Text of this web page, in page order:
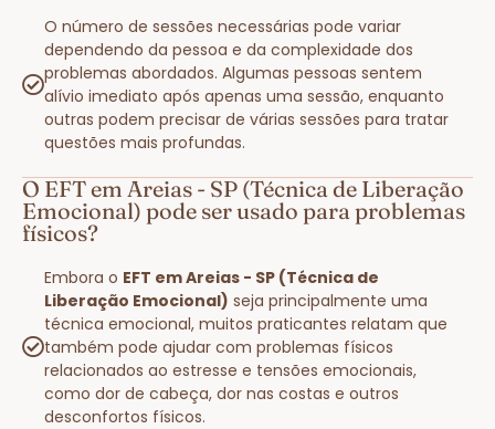
O número de sessões necessárias pode variar
dependendo da pessoa e da complexidade dos
problemas abordados. Algumas pessoas sentem
alívio imediato após apenas uma sessão, enquanto
outras podem precisar de várias sessões para tratar
questões mais profundas.
O EFT em Areias - SP (Técnica de Liberação
Emocional) pode ser usado para problemas
físicos?
Embora o EFT em Areias - SP (Técnica de
Liberação Emocional) seja principalmente uma
técnica emocional, muitos praticantes relatam que
também pode ajudar com problemas físicos
relacionados ao estresse e tensões emocionais,
como dor de cabeça, dor nas costas e outros
desconfortos físicos.